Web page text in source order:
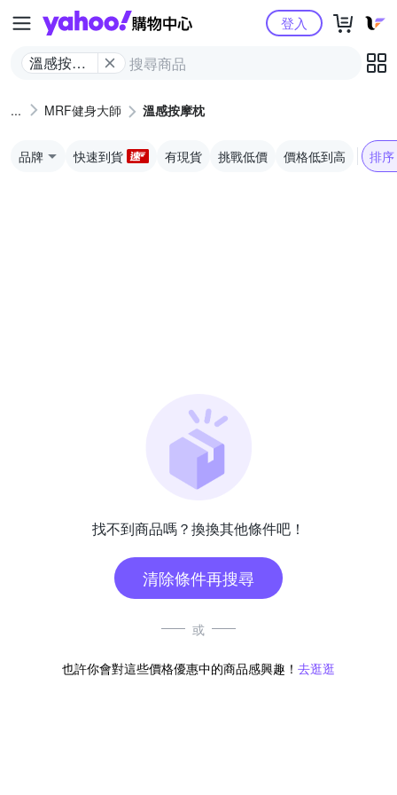
Yahoo購物中心
溫感按摩
登入
MRF健身大師 溫感按摩枕
品牌 快速到貨 有現貨 挑戰低價 價格低到高 排序
找不到商品嗎？換換其他條件吧！
清除條件再搜尋
或
也許你會對這些價格優惠中的商品感興趣！ 去逛逛